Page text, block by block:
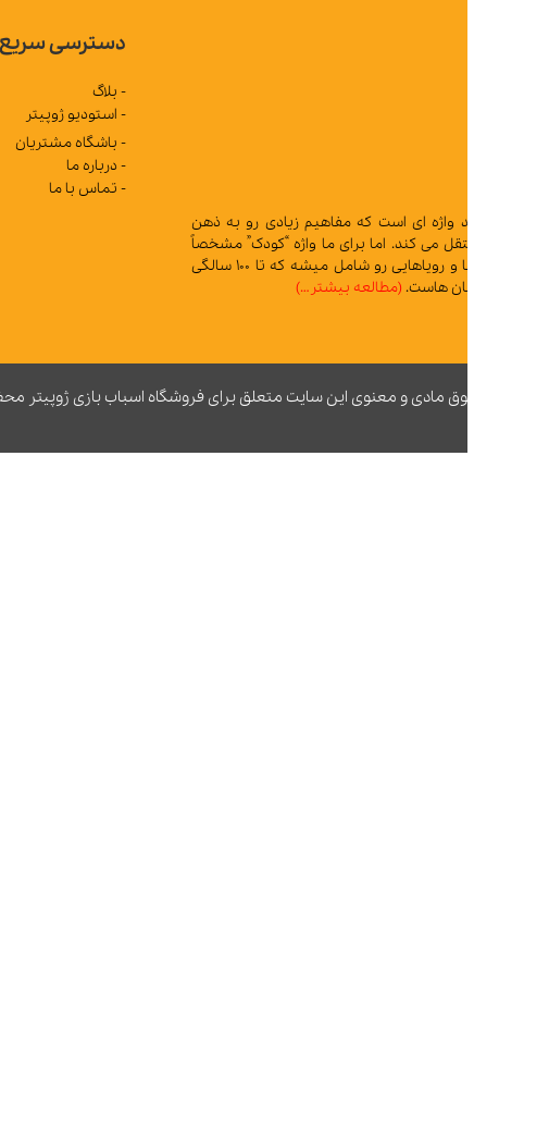
واژه ای است که مفاهیم زیادی رو به ذهن
می کند. اما برای ما واژه “کودک” مشخصاً
تمام آرزوها و رویاهایی رو شامل میشه که تا 100 سالگی
(مطالعه بیشتر…)
دسترسی سریع
- استودیو ژوپیتر
- باشگاه مشتریان
مادی و معنوی این سایت متعلق برای فروشگاه اسباب بازی ژوپیتر محفوظ میباشد.